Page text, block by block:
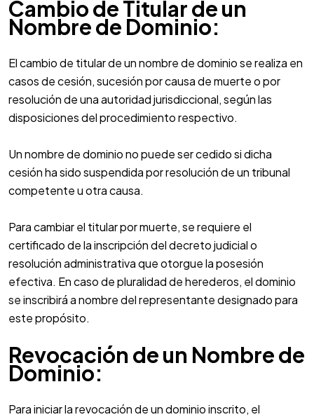
Cambio de Titular de un
Nombre de Dominio:
El cambio de titular de un nombre de dominio se realiza en
casos de cesión, sucesión por causa de muerte o por
resolución de una autoridad jurisdiccional, según las
disposiciones del procedimiento respectivo.
Un nombre de dominio no puede ser cedido si dicha
cesión ha sido suspendida por resolución de un tribunal
competente u otra causa.
Para cambiar el titular por muerte, se requiere el
certificado de la inscripción del decreto judicial o
resolución administrativa que otorgue la posesión
efectiva. En caso de pluralidad de herederos, el dominio
se inscribirá a nombre del representante designado para
este propósito.
Revocación de un Nombre de
Dominio:
Para iniciar la revocación de un dominio inscrito, el